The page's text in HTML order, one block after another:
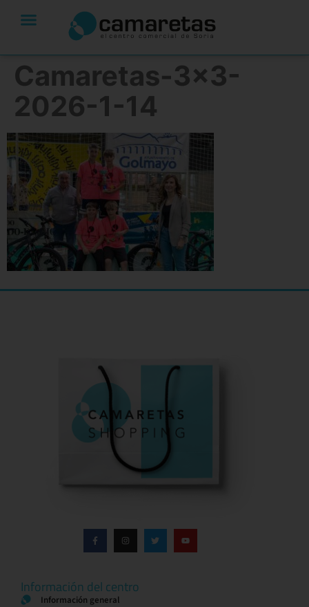
Camaretas-3×3-
2026-1-14
Información del centro
Información general